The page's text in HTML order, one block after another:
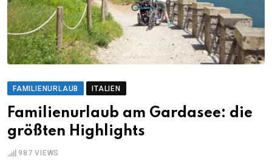
FAMILIENURLAUB ITALIEN
Familienurlaub am Gardasee: die
größten Highlights
987 VIEWS